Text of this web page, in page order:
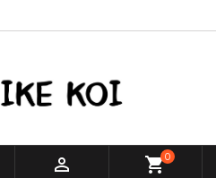
 shopping_cart0